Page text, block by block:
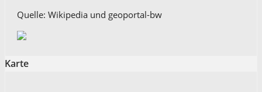
Quelle: Wikipedia und geoportal-bw
Karte